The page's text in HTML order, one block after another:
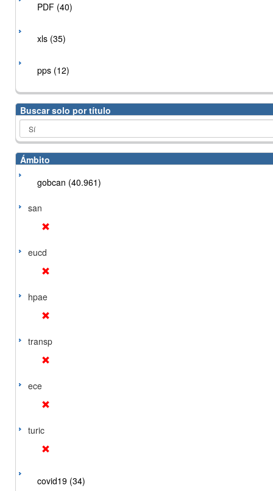
PDF (40)
xls (35)
pps (12)
Buscar solo por título
Ámbito
gobcan (40.961)
san
eucd
hpae
transp
ece
turic
covid19 (34)